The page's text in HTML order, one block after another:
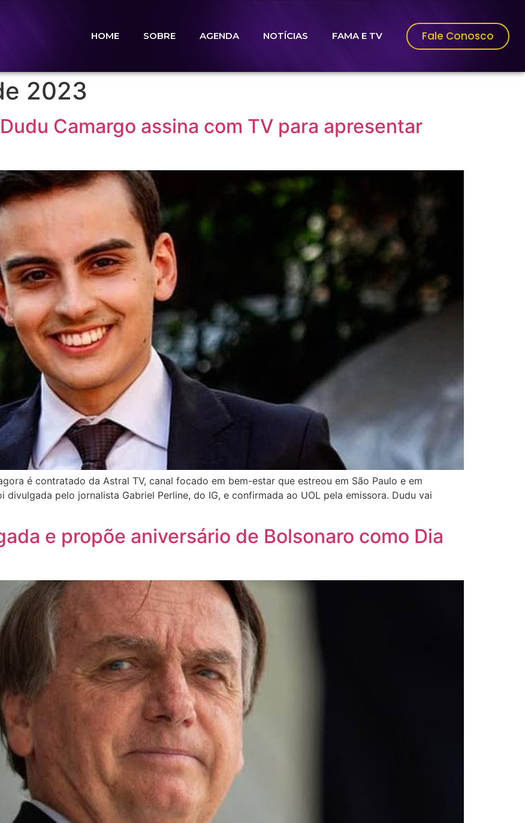
HOME SOBRE AGENDA NOTÍCIAS FAMA E TV Fale Conosco
2023
Camargo assina com TV para apresentar
é contratado da Astral TV, canal focado em bem-estar que estreou em São Paulo e em
pelo jornalista Gabriel Perline, do IG, e confirmada ao UOL pela emissora. Dudu vai
e propõe aniversário de Bolsonaro como Dia